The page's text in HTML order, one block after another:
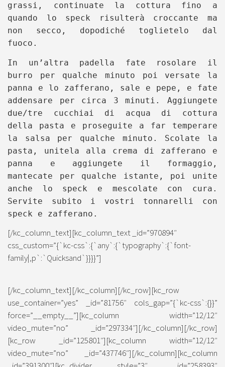
grassi, continuate la cottura fino a
quando lo speck risulterà croccante ma
non secco, dopodiché toglietelo dal
fuoco.
In un’altra padella fate rosolare il
burro per qualche minuto poi versate la
panna e lo zafferano, sale e pepe, e fate
addensare per circa 3 minuti. Aggiungete
due/tre cucchiai di acqua di cottura
della pasta e proseguite a far temperare
la salsa per qualche minuto. Scolate la
pasta, unitela alla crema di zafferano e
panna e aggiungete il formaggio,
mantecate per qualche istante, poi unite
anche lo speck e mescolate con cura.
Servite subito i vostri tonnarelli con
speck e zafferano.
[/kc_column_text][kc_column_text _id=”970894″
css_custom=”{`kc-css`:{`any`:{`typography`:{`font-
family|,p`:`Quicksand`}}}}”]
[/kc_column_text][/kc_column][/kc_row][kc_row
use_container=”yes” _id=”81756″ cols_gap=”{`kc-css`:{}}”
force=”__empty__”][kc_column width=”12/12″
video_mute=”no” _id=”297334″][/kc_column][/kc_row]
[kc_row _id=”125801″][kc_column width=”12/12″
video_mute=”no” _id=”437746″][/kc_column][kc_column